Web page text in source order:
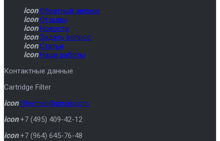
icon Обратный звонок
icon Отзывы
icon Новости
icon Задать вопрос
icon Статьи
icon Наши работы
Контактные данные
Cartridge Filter
icon filtermeb@gmail.com
icon +7 (495) 409-42-12
icon +7 (964) 645-76-48